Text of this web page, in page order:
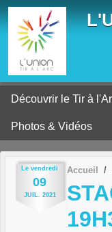
Découvrir le Tir à
Photos & Vidéos
Le vendredi
09
JUIL. 2021
Accueil
Panneau de gestion